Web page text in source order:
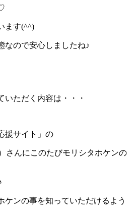
ます(^^)
なので安心しましたね♪
いただく内容は・・・
援サイト」の
さんにこのたびモリシタホケンの
ケンの事を知っていただけるよう